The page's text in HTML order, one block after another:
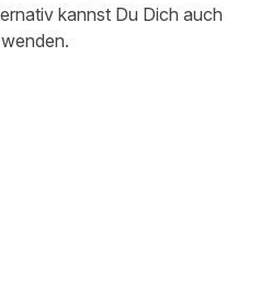
kannst Du Dich auch
wenden.
teilenteilen